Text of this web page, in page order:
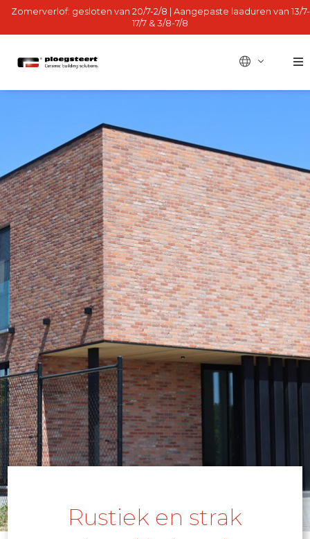
Zomerverlof: gesloten van 20/7-2/8 | Aangepaste laaduren van 13/7-
17/7 & 3/8-7/8
Rustiek en strak